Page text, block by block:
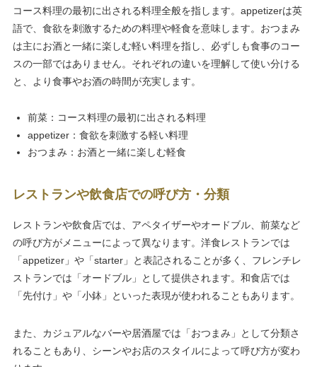
コース料理の最初に出される料理全般を指します。appetizerは英
語で、食欲を刺激するための料理や軽食を意味します。おつまみ
は主にお酒と一緒に楽しむ軽い料理を指し、必ずしも食事のコー
スの一部ではありません。それぞれの違いを理解して使い分ける
と、より食事やお酒の時間が充実します。
前菜：コース料理の最初に出される料理
appetizer：食欲を刺激する軽い料理
おつまみ：お酒と一緒に楽しむ軽食
レストランや飲食店での呼び方・分類
レストランや飲食店では、アペタイザーやオードブル、前菜など
の呼び方がメニューによって異なります。洋食レストランでは
「appetizer」や「starter」と表記されることが多く、フレンチレ
ストランでは「オードブル」として提供されます。和食店では
「先付け」や「小鉢」といった表現が使われることもあります。
また、カジュアルなバーや居酒屋では「おつまみ」として分類さ
れることもあり、シーンやお店のスタイルによって呼び方が変わ